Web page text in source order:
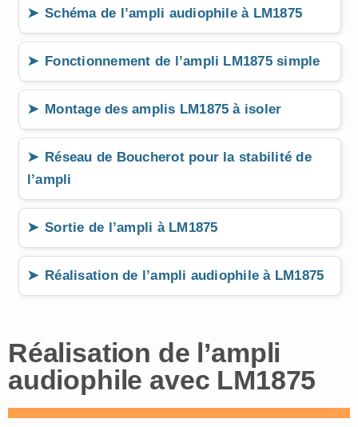
Schéma de l’ampli audiophile à LM1875
Fonctionnement de l’ampli LM1875 simple
Montage des amplis LM1875 à isoler
Réseau de Boucherot pour la stabilité de
l’ampli
Sortie de l’ampli à LM1875
Réalisation de l’ampli audiophile à LM1875
Réalisation de l’ampli
audiophile avec LM1875